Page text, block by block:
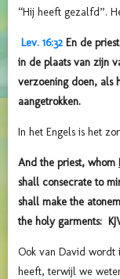
“Hij heeft gezalfd”.
Lev. 16:32 En de
in de plaats van zijn
verzoening doen, als
aangetrokken.
In het Engels is het
And the priest, whom
shall consecrate to
shall make the
the holy garments:
Ook van David wordt
heeft, terwijl we